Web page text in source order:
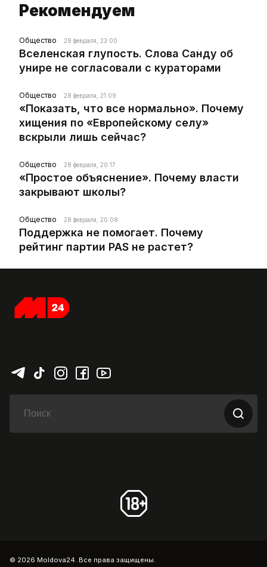
Рекомендуем
Общество 28 февраля, 23:00
Вселенская глупость. Слова Санду об
унире не согласовали с кураторами
Общество 28 февраля, 21:09
«Показать, что все нормально». Почему
хищения по «Европейскому селу»
вскрыли лишь сейчас?
Общество 28 февраля, 20:17
«Простое объяснение». Почему власти
закрывают школы?
Общество 28 февраля, 20:08
Поддержка не помогает. Почему
рейтинг партии PAS не растет?
© 2026 Moldova24. Все права защищены.